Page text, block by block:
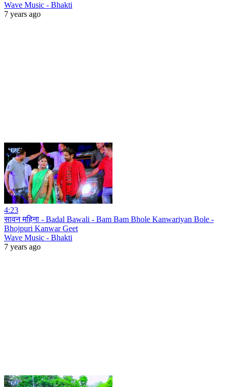
Wave Music - Bhakti
7 years ago
4:23
सावन महिना - Badal Bawali - Bam Bam Bhole Kanwariyan Bole -
Bhojpuri Kanwar Geet
Wave Music - Bhakti
7 years ago